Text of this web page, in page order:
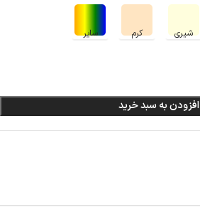
افزودن به سبد خرید